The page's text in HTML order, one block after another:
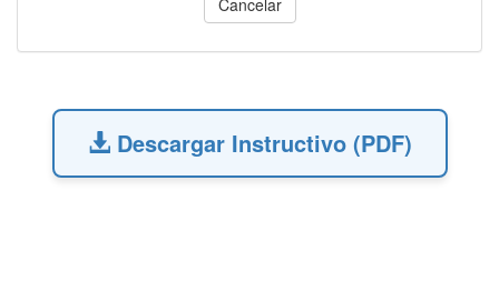
Descargar Instructivo (PDF)